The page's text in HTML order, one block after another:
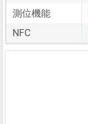
測位機能
NFC